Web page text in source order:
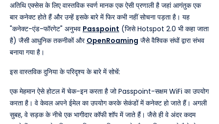
अतिथि एक्सेस के लिए वास्तविक स्वर्ण मानक एक ऐसी प्रणाली है जहां आगंतुक एक
बार कनेक्ट होते हैं और उन्हें इसके बारे में फिर कभी नहीं सोचना पड़ता है। यह
"कनेक्ट-एंड-फॉरगेट" अनुभव Passpoint (जिसे Hotspot 2.0 भी कहा जाता
है) जैसी आधुनिक तकनीकों और OpenRoaming जैसे वैश्विक संघों द्वारा संभव
बनाया गया है।
इस वास्तविक दुनिया के परिदृश्य के बारे में सोचें:
एक मेहमान ऐसे होटल में चेक-इन करता है जो Passpoint-सक्षम WiFi का उपयोग
करता है। वे केवल अपने ईमेल का उपयोग करके सेकंडों में कनेक्ट हो जाते हैं। अगली
सुबह, वे सड़क के नीचे एक भागीदार कॉफी शॉप में जाते हैं। जैसे ही वे अंदर कदम